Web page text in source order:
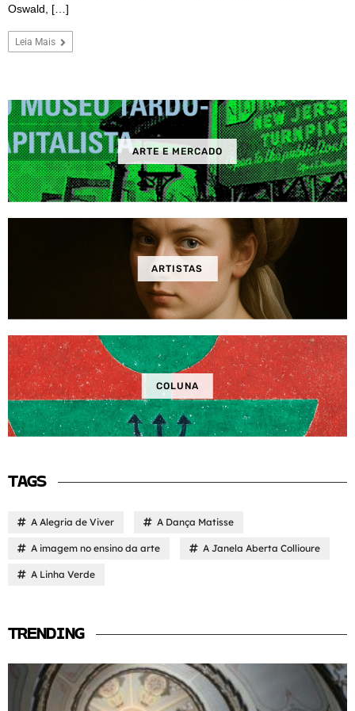
Oswald, […]
Leia Mais
ARTE E MERCADO
ARTISTAS
COLUNA
TAGS
A Alegria de Viver A Dança Matisse
A imagem no ensino da arte A Janela Aberta Collioure
A Linha Verde
TRENDING